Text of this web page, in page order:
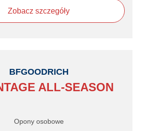
Zobacz szczegóły
BFGOODRICH
ALL-SEASON
Opony osobowe